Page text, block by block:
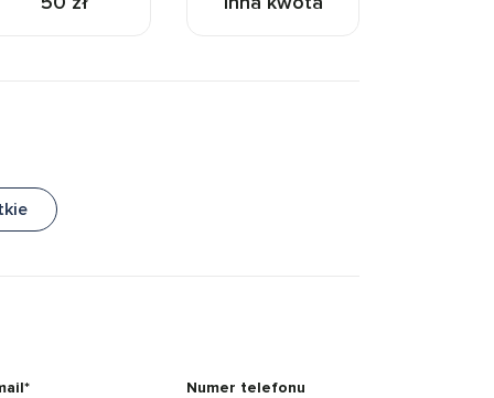
Numer telefonu